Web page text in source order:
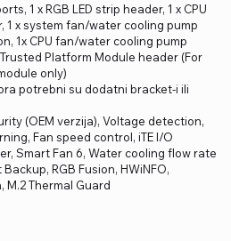
1 x RGB LED strip header, 1 x CPU
1 x system fan/water cooling pump
1x CPU fan/water cooling pump
Platform Module header (For
only)
potrebni su dodatni bracket-i ili
(OEM verzija), Voltage detection,
Fan speed control, iTE I/O
Smart Fan 6, Water cooling flow rate
RGB Fusion, HWiNFO,
M.2 Thermal Guard